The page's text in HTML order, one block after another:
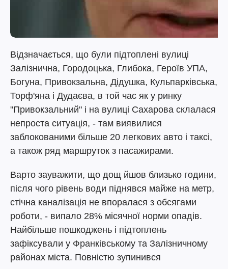
Відзначається, що були підтоплені вулиці
Залізнична, Городоцька, Глибока, Героїв УПА,
Богуна, Привокзальна, Дідушка, Кульпарківська,
Торф'яна і Дудаєва, в той час як у ринку
"Привокзальний" і на вулиці Сахарова склалася
непроста ситуація, - там виявилися
заблокованими більше 20 легкових авто і таксі,
а також ряд маршруток з пасажирами.
Варто зауважити, що дощ йшов близько години,
після чого рівень води піднявся майже на метр,
стічна каналізація не впоралася з обсягами
роботи, - випало 28% місячної норми опадів.
Найбільше пошкоджень і підтоплень
зафіксували у Франківському та Залізничному
районах міста. Повністю зупинився